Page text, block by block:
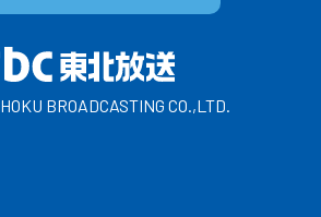
BROADCASTING CO.,LTD.